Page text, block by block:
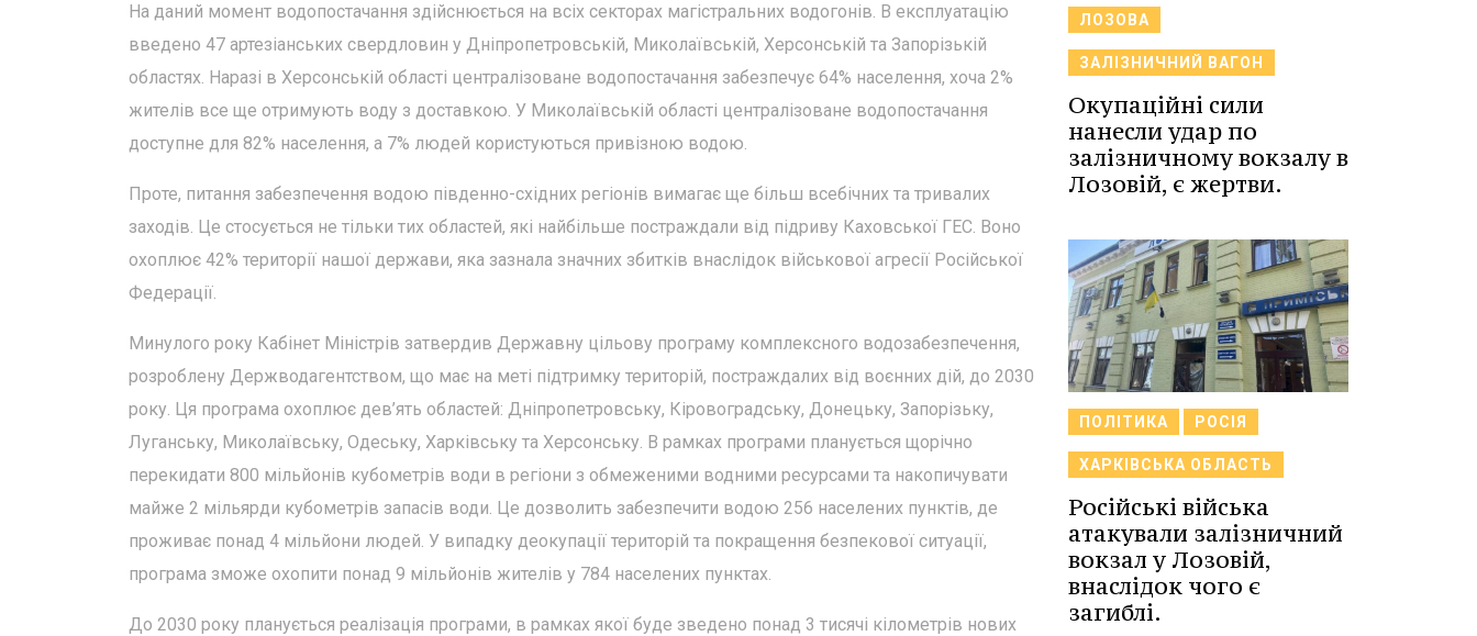
На даний момент водопостачання здійснюється на всіх секторах магістральних водогонів. В експлуатацію
введено 47 артезіанських свердловин у Дніпропетровській, Миколаївській, Херсонській та Запорізькій
областях. Наразі в Херсонській області централізоване водопостачання забезпечує 64% населення, хоча 2%
жителів все ще отримують воду з доставкою. У Миколаївській області централізоване водопостачання
доступне для 82% населення, а 7% людей користуються привізною водою.
Проте, питання забезпечення водою південно-східних регіонів вимагає ще більш всебічних та тривалих
заходів. Це стосується не тільки тих областей, які найбільше постраждали від підриву Каховської ГЕС. Воно
охоплює 42% території нашої держави, яка зазнала значних збитків внаслідок військової агресії Російської
Федерації.
Минулого року Кабінет Міністрів затвердив Державну цільову програму комплексного водозабезпечення,
розроблену Держводагентством, що має на меті підтримку територій, постраждалих від воєнних дій, до 2030
року. Ця програма охоплює дев’ять областей: Дніпропетровську, Кіровоградську, Донецьку, Запорізьку,
Луганську, Миколаївську, Одеську, Харківську та Херсонську. В рамках програми планується щорічно
перекидати 800 мільйонів кубометрів води в регіони з обмеженими водними ресурсами та накопичувати
майже 2 мільярди кубометрів запасів води. Це дозволить забезпечити водою 256 населених пунктів, де
проживає понад 4 мільйони людей. У випадку деокупації територій та покращення безпекової ситуації,
програма зможе охопити понад 9 мільйонів жителів у 784 населених пунктах.
До 2030 року планується реалізація програми, в рамках якої буде зведено понад 3 тисячі кілометрів нових
ЛОЗОВА
ЗАЛІЗНИЧНИЙ ВАГОН
Окупаційні сили
нанесли удар по
залізничному вокзалу в
Лозовій, є жертви.
ПОЛІТИКА РОСІЯ
ХАРКІВСЬКА ОБЛАСТЬ
Російські війська
атакували залізничний
вокзал у Лозовій,
внаслідок чого є
загиблі.